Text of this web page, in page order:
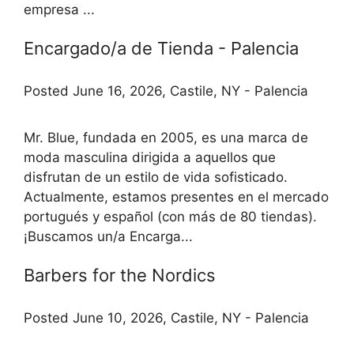
empresa ...
Encargado/a de Tienda - Palencia
Posted June 16, 2026, Castile, NY - Palencia
Mr. Blue, fundada en 2005, es una marca de
moda masculina dirigida a aquellos que
disfrutan de un estilo de vida sofisticado.
Actualmente, estamos presentes en el mercado
portugués y español (con más de 80 tiendas).
¡Buscamos un/a Encarga...
Barbers for the Nordics
Posted June 10, 2026, Castile, NY - Palencia